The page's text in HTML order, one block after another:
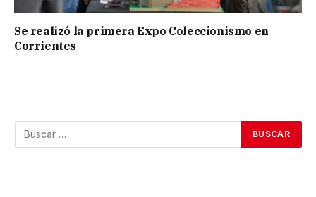
Se realizó la primera Expo Coleccionismo en
Corrientes